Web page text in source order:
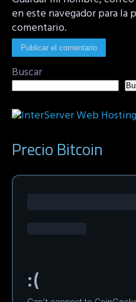
en este navegador para la
comentario.
Buscar
Precio Bitcoin